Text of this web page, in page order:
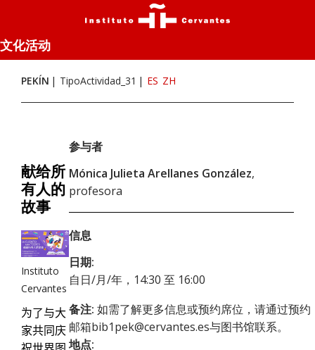
文化活动
PEKÍN TipoActividad_31 ES ZH
献给所
有人的
故事
Instituto
Cervantes
为了与大
家共同庆
参与者
Mónica Julieta Arellanes González,
profesora
信息
日期:
自日/月/年，14:30 至 16:00
备注: 如需了解更多信息或预约席位，请通过预约
邮箱bib1pek@cervantes.es与图书馆联系。
地点: